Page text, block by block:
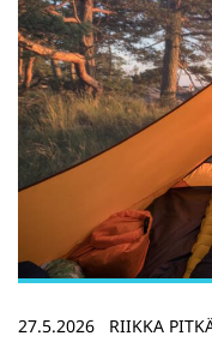
27.5.2026 RIIKKA